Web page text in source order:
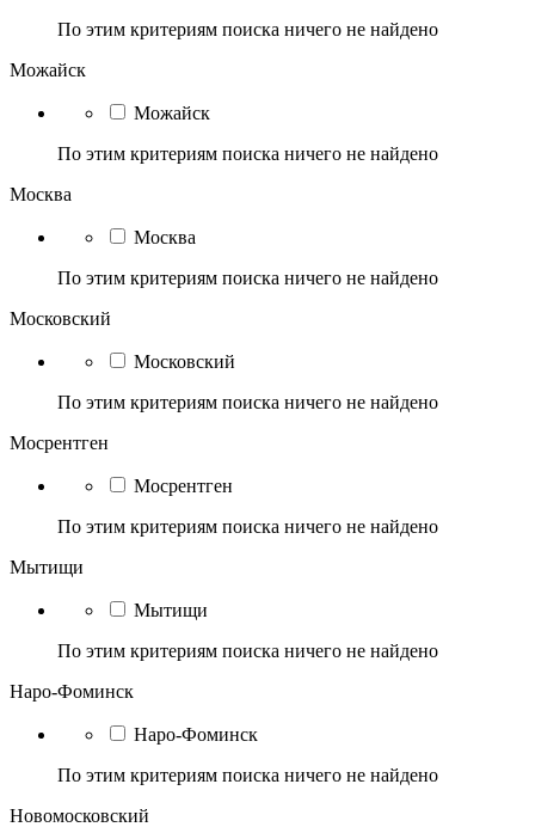
По этим критериям поиска ничего не найдено
Можайск
Можайск
По этим критериям поиска ничего не найдено
Москва
Москва
По этим критериям поиска ничего не найдено
Московский
Московский
По этим критериям поиска ничего не найдено
Мосрентген
Мосрентген
По этим критериям поиска ничего не найдено
Мытищи
Мытищи
По этим критериям поиска ничего не найдено
Наро-Фоминск
Наро-Фоминск
По этим критериям поиска ничего не найдено
Новомосковский